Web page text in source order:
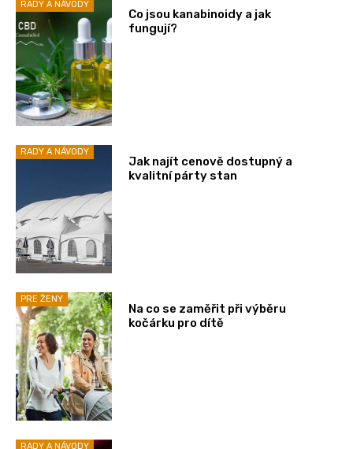
RADY A NÁVODY
Co jsou kanabinoidy a jak
fungují?
RADY A NÁVODY
Jak najít cenově dostupný a
kvalitní párty stan
PRE ŽENY
Na co se zaměřit při výběru
kočárku pro dítě
RADY A NÁVODY